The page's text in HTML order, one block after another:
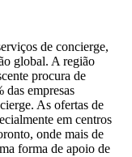
de concierge,
global. A região
procura de
das empresas
As ofertas de
em centros
onde mais de
forma de apoio de